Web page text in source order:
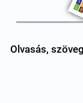
Olvasás,